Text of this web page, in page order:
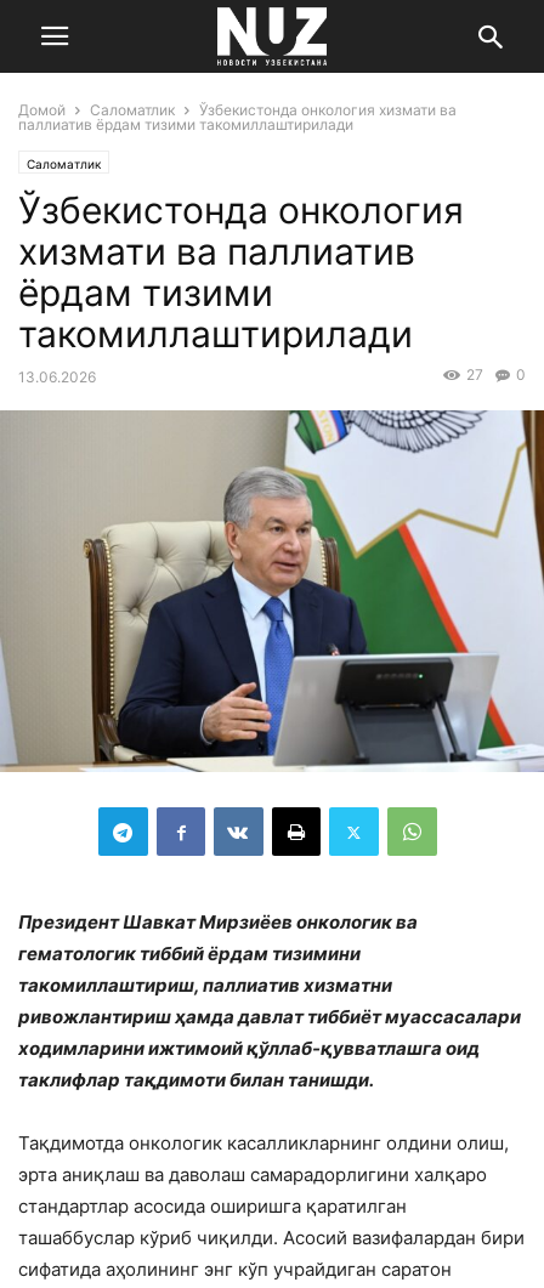
Домой Саломатлик
Ўзбекистонда онкология хизмати ва
паллиатив ёрдам тизими такомиллаштирилади
Саломатлик
Ўзбекистонда онкология
хизмати ва паллиатив
ёрдам тизими
такомиллаштирилади
13.06.2026 0
27
Президент Шавкат Мирзиёев онкологик ва
гематологик тиббий ёрдам тизимини
такомиллаштириш, паллиатив хизматни
ривожлантириш ҳамда давлат тиббиёт муассасалари
ходимларини ижтимоий қўллаб-қувватлашга оид
таклифлар тақдимоти билан танишди.
Тақдимотда онкологик касалликларнинг олдини олиш,
эрта аниқлаш ва даволаш самарадорлигини халқаро
стандартлар асосида оширишга қаратилган
ташаббуслар кўриб чиқилди. Асосий вазифалардан бири
сифатида аҳолининг энг кўп учрайдиган саратон